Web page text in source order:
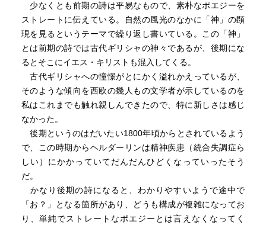
少なくとも前期の詩は平易なもので、素朴なポエジーを
ストレートに伝えている。自然の風光のなかに「神」の顕
現を見るというテーマで繰り返し書いている。この「神」
とは前期の詩では古代ギリシャの神々であるが、後期にな
るとそこにイエス・キリストも混入してくる。
古代ギリシャへの憧憬がとにかく溢れかえっているが、
そのような傾向を西欧の幾人もの文学者が示しているのを
私はこれまでも触れ親しんできたので、特に新しさは感じ
なかった。
後期というのはだいたい1800年頃からとされているよう
で、この時期からヘルダーリンは精神疾患（統合失調症ら
しい）にかかっていてだんだんひどくなっていったそう
だ。
かなり後期の詩になると、わかりやすいようで途中で
「お？」となる箇所があり、どうも構成が複雑になってお
り、単純でストレートなポエジーとは言えなくなってく